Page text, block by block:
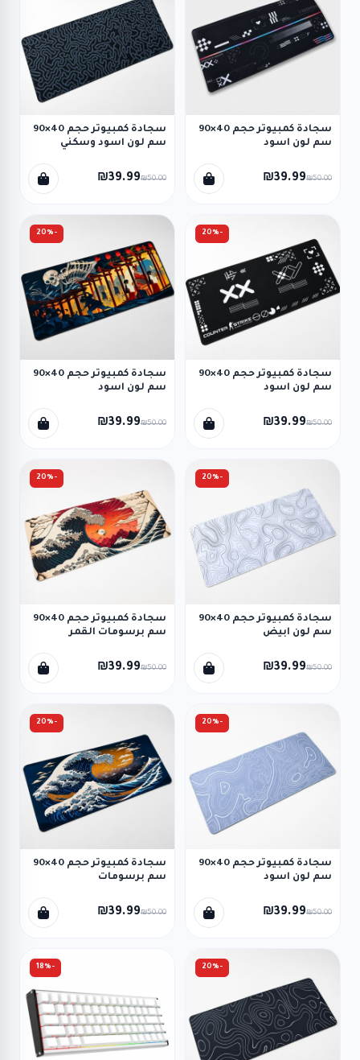
سجادة كمبيوتر حجم 40×90
سم لون اسود
₪39.99₪50.00
سجادة كمبيوتر حجم 40×90
سم لون اسود وسكني
₪39.99₪50.00
-20%
سجادة كمبيوتر حجم 40×90
سم لون اسود
₪39.99₪50.00
-20%
سجادة كمبيوتر حجم 40×90
سم لون اسود
₪39.99₪50.00
-20%
سجادة كمبيوتر حجم 40×90
سم لون ابيض
₪39.99₪50.00
-20%
سجادة كمبيوتر حجم 40×90
سم برسومات القمر
₪39.99₪50.00
-20%
سجادة كمبيوتر حجم 40×90
سم لون اسود
₪39.99₪50.00
-20%
سجادة كمبيوتر حجم 40×90
سم برسومات
₪39.99₪50.00
-20%
-18%